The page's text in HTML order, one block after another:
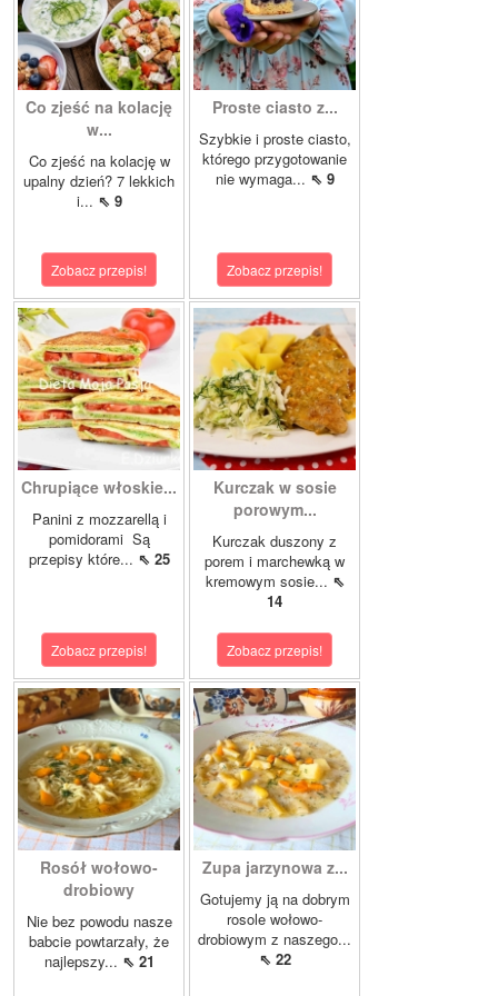
Co zjeść na kolację
w...
Co zjeść na kolację w
upalny dzień? 7 lekkich
i... ⇖ 9
Zobacz przepis!
Proste ciasto z...
Szybkie i proste ciasto,
którego przygotowanie
nie wymaga... ⇖ 9
Zobacz przepis!
Chrupiące włoskie...
Panini z mozzarellą i
pomidorami Są
przepisy które... ⇖ 25
Zobacz przepis!
Kurczak w sosie
porowym...
Kurczak duszony z
porem i marchewką w
kremowym sosie... ⇖
14
Zobacz przepis!
Rosół wołowo-
drobiowy
Nie bez powodu nasze
babcie powtarzały, że
najlepszy... ⇖ 21
Zupa jarzynowa z...
Gotujemy ją na dobrym
rosole wołowo-
drobiowym z naszego...
⇖ 22